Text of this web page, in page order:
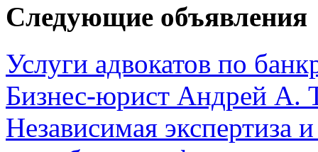
Следующие объявления
Услуги адвокатов по
Бизнес-юрист Андрей А.
Независимая экспертиза